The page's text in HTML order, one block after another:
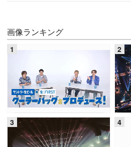
画像ランキング